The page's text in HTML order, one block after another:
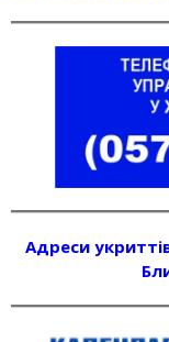
Адреси